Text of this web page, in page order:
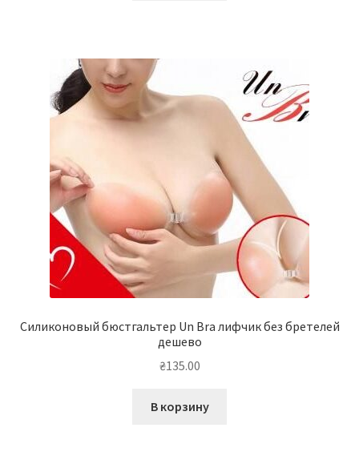
Силиконовый бюстгальтер Un Bra лифчик без бретелей
дешево
₴135.00
В корзину